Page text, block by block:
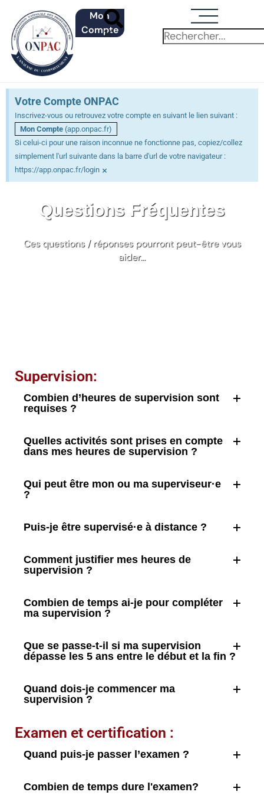
Mon
Compte
Votre Compte ONPAC
Inscrivez-vous ou retrouvez votre compte en suivant le lien suivant :
Mon Compte (app.onpac.fr)
Si celui-ci pour une raison inconnue ne fonctionne pas, copiez/collez
simplement l'url suivante dans la barre d'url de votre navigateur :
https://app.onpac.fr/login ×
Questions Fréquentes
Ces questions / réponses pourront peut-être vous
aider…
Supervision:
Combien d’heures de supervision sont
requises ?
Quelles activités sont prises en compte
dans mes heures de supervision ?
Qui peut être mon ou ma superviseur·e
?
Puis-je être supervisé·e à distance ?
Comment justifier mes heures de
supervision ?
Combien de temps ai-je pour compléter
ma supervision ?
Que se passe-t-il si ma supervision
dépasse les 5 ans entre le début et la fin ?
Quand dois-je commencer ma
supervision ?
Examen et certification :
Quand puis-je passer l’examen ?
Combien de temps dure l'examen?